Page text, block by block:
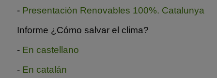
- Presentación Renovables 100%. Catalunya
Informe ¿Cómo salvar el clima?
- En castellano
- En catalán